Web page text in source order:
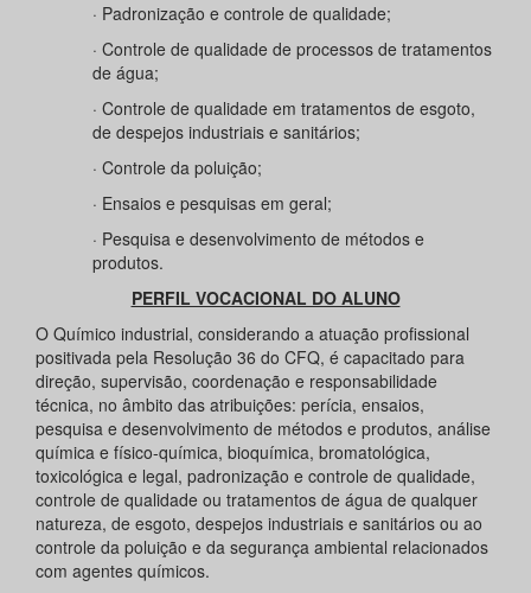
· Padronização e controle de qualidade;
· Controle de qualidade de processos de tratamentos
de água;
· Controle de qualidade em tratamentos de esgoto,
de despejos industriais e sanitários;
· Controle da poluição;
· Ensaios e pesquisas em geral;
· Pesquisa e desenvolvimento de métodos e
produtos.
PERFIL VOCACIONAL DO ALUNO
O Químico industrial, considerando a atuação profissional
positivada pela Resolução 36 do CFQ, é capacitado para
direção, supervisão, coordenação e responsabilidade
técnica, no âmbito das atribuições: perícia, ensaios,
pesquisa e desenvolvimento de métodos e produtos, análise
química e físico-química, bioquímica, bromatológica,
toxicológica e legal, padronização e controle de qualidade,
controle de qualidade ou tratamentos de água de qualquer
natureza, de esgoto, despejos industriais e sanitários ou ao
controle da poluição e da segurança ambiental relacionados
com agentes químicos.